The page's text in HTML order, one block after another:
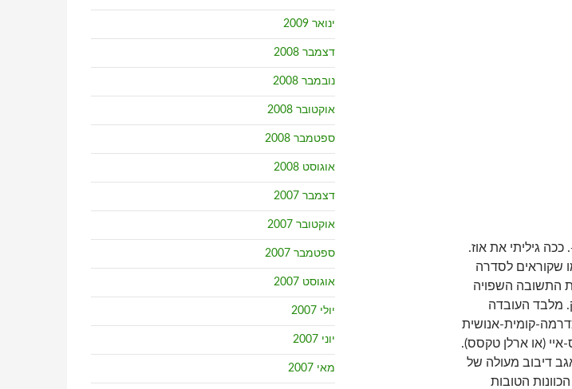
ככה גיליתי את אוז.
שקוראים לסדרה
התשובה השפויה
מלבד העובדה
קומית-אנושית
(או ארלן טקסס).
דיבוב מעולה של
הטובות
ינואר 2009
דצמבר 2008
נובמבר 2008
אוקטובר 2008
ספטמבר 2008
אוגוסט 2008
דצמבר 2007
אוקטובר 2007
ספטמבר 2007
אוגוסט 2007
יולי 2007
יוני 2007
מאי 2007